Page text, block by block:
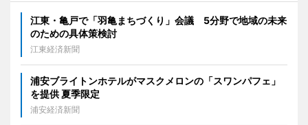
江東・亀戸で「羽亀まちづくり」会議 5分野で地域の未来
のための具体策検討
江東経済新聞
浦安ブライトンホテルがマスクメロンの「スワンパフェ」
を提供 夏季限定
浦安経済新聞